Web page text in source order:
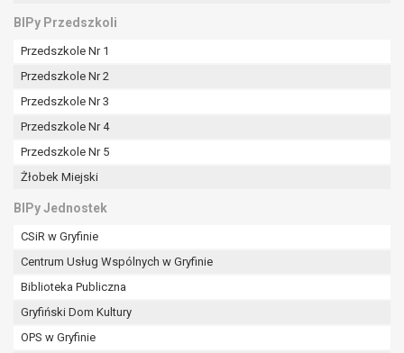
BIPy Przedszkoli
Przedszkole Nr 1
Przedszkole Nr 2
Przedszkole Nr 3
Przedszkole Nr 4
Przedszkole Nr 5
Żłobek Miejski
BIPy Jednostek
CSiR w Gryfinie
Centrum Usług Wspólnych w Gryfinie
Biblioteka Publiczna
Gryfiński Dom Kultury
OPS w Gryfinie